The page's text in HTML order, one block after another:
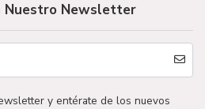
Nuestro Newsletter
y entérate de los nuevos